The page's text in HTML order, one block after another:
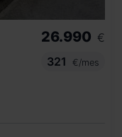
26.990 €
321
€/mes